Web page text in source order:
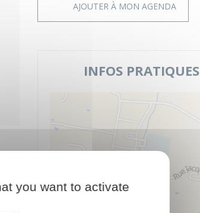
AJOUTER À MON AGENDA
INFOS PRATIQUES
you want to activate